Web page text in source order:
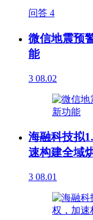
问答 4
微信地震预
能
3 08.02
海融科技拟
速构建全域
3 08.01